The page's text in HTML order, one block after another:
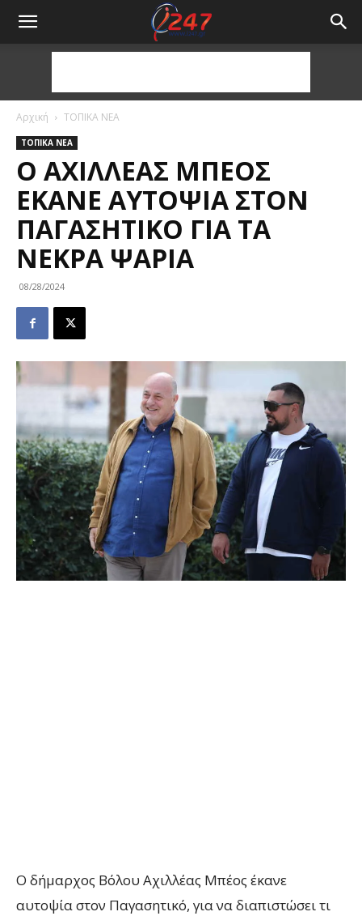
Αρχική ΤΟΠΙΚΑ ΝΕΑ
ΤΟΠΙΚΑ ΝΕΑ
Ο ΑΧΙΛΛΈΑΣ ΜΠΈΟΣ
ΈΚΑΝΕ ΑΥΤΟΨΊΑ ΣΤΟΝ
ΠΑΓΑΣΗΤΙΚΌ ΓΙΑ ΤΑ
ΝΕΚΡΆ ΨΆΡΙΑ
08/28/2024
Ο δήμαρχος Βόλου Αχιλλέας Μπέος έκανε
αυτοψία στον Παγασητικό, για να διαπιστώσει τι